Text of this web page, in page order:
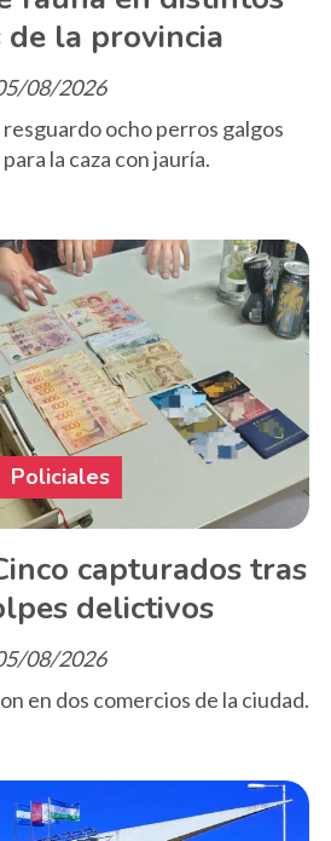
la provincia
08/2026
ocho perros galgos
la caza con jauría.
capturados tras
delictivos
Policiales
08/2026
en dos comercios de la ciudad.